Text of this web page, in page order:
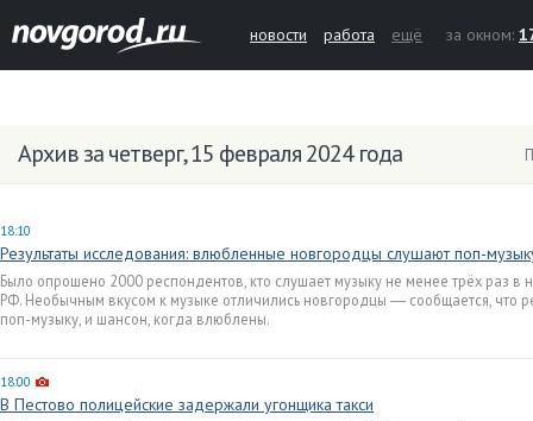
новости работа ещё за окном:
Архив за четверг, 15 февраля 2024 года
18:10
Результаты исследования: влюбленные новгородцы слушают поп-
Было опрошено 2000 респондентов, кто слушает музыку не менее трёх раз в
РФ. Необычным вкусом к музыке отличились новгородцы ― сообщается, что
поп-музыку, и шансон, когда влюблены.
18:00
В Пестово полицейские задержали угонщика такси